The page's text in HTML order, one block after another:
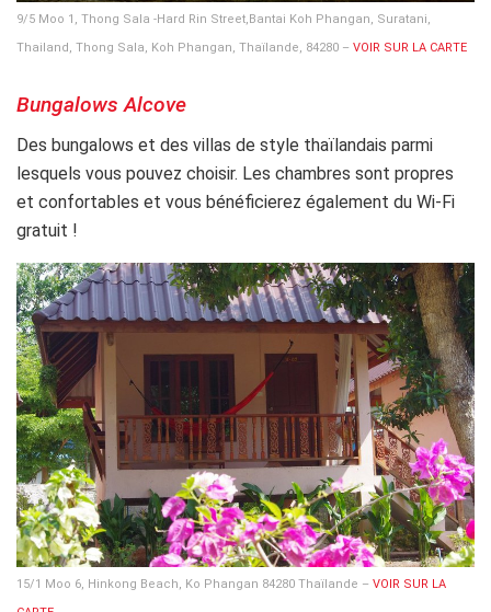
9/5 Moo 1, Thong Sala -Hard Rin Street,Bantai Koh Phangan, Suratani,
Thailand, Thong Sala, Koh Phangan, Thaïlande, 84280 – VOIR SUR LA CARTE
Bungalows Alcove
Des bungalows et des villas de style thaïlandais parmi
lesquels vous pouvez choisir. Les chambres sont propres
et confortables et vous bénéficierez également du Wi-Fi
gratuit !
15/1 Moo 6, Hinkong Beach, Ko Phangan 84280 Thaïlande – VOIR SUR LA